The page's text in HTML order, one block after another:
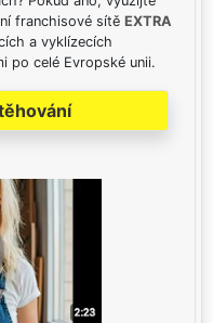
franchisové sítě EXTRA
a vyklízecích
po celé Evropské unii.